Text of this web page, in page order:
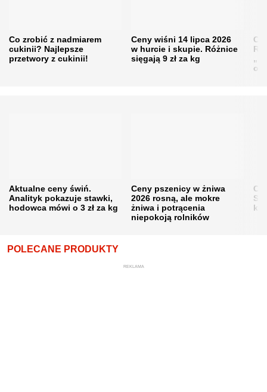
Co zrobić z nadmiarem
cukinii? Najlepsze
przetwory z cukinii!
Ceny wiśni 14 lipca 2026
w hurcie i skupie. Różnice
sięgają 9 zł za kg
Aktualne ceny świń.
Analityk pokazuje stawki,
hodowca mówi o 3 zł za kg
Ceny pszenicy w żniwa
2026 rosną, ale mokre
żniwa i potrącenia
niepokoją rolników
POLECANE PRODUKTY
REKLAMA